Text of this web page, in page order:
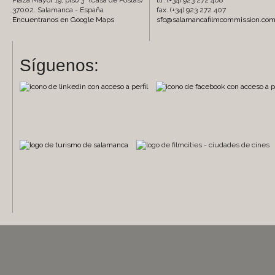
37002. Salamanca - España
Encuentranos en Google Maps
fax. (+34) 923 272 407
sfc@salamancafilmcommission.com
Síguenos: